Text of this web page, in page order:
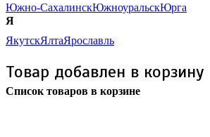
Южно-СахалинскЮжноуральскЮрга
Я
ЯкутскЯлтаЯрославль
Товар добавлен в корзину
Список товаров в корзине